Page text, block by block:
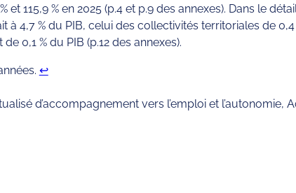
et 115,9 % en 2025 (p.4 et p.9 des annexes). Dans le
à 4,7 % du PIB, celui des collectivités territoriales de
0,1 % du PIB (p.12 des annexes).
↩︎
d’accompagnement vers l’emploi et l’autonomie,